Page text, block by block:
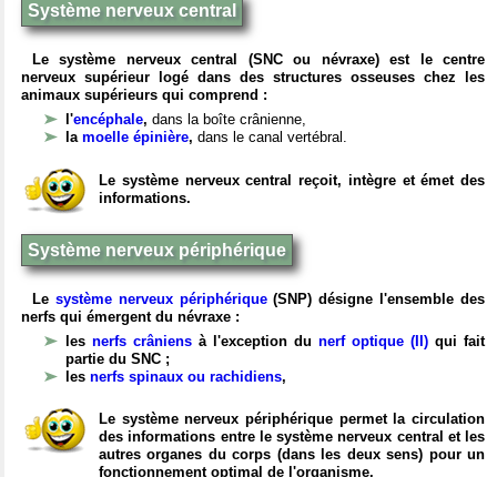
Système nerveux central
Le système nerveux central (SNC ou névraxe) est le centre
nerveux supérieur logé dans des structures osseuses chez les
animaux supérieurs qui comprend :
l'encéphale, dans la boîte crânienne,
la moelle épinière, dans le canal vertébral.
Le système nerveux central reçoit, intègre et émet des
informations.
Système nerveux périphérique
Le système nerveux périphérique(SNP) désigne l'ensemble des
nerfs qui émergent du névraxe :
les nerfs crâniens à l'exception du nerf optique (II) qui fait
partie du SNC ;
les nerfs spinaux ou rachidiens,
Le système nerveux périphérique permet la circulation
des informations entre le système nerveux central et les
autres organes du corps (dans les deux sens) pour un
fonctionnement optimal de l'organisme.